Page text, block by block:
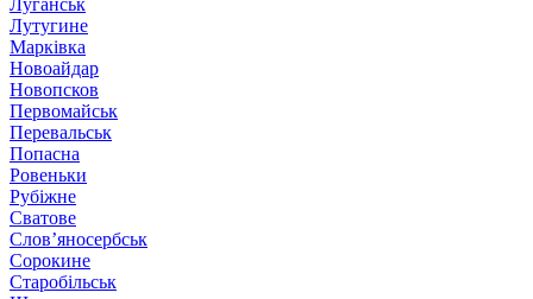
Луганськ
Лутугине
Марківка
Новоайдар
Новопсков
Первомайськ
Перевальськ
Попасна
Ровеньки
Рубіжне
Сватове
Слов’яносербськ
Сорокине
Старобільськ